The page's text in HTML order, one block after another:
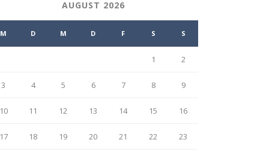
AUGUST 2026
M D M D F S S
1 2
3 4 5 6 7 8 9
11 12 13 14 15 16
18 19 20 21 22 23